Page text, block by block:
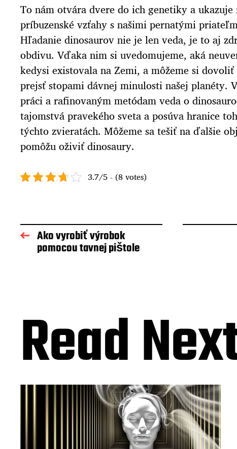
To nám otvára dvere do ich genetiky a ukazuje
príbuzenské vzťahy s našimi pernatými
Hľadanie dinosaurov nie je len veda, je to aj
obdivu. Vďaka nim si uvedomujeme, aká
kedysi existovala na Zemi, a môžeme si
prejsť stopami dávnej minulosti našej planéty.
práci a rafinovaným metódam veda o
tajomstvá pravekého sveta a posúva hranice
týchto zvieratách. Môžeme sa tešiť na ďalšie
pomôžu oživiť dinosaury.
3.7/5 - (8 votes)
Ako vyrobiť výrobok
pomocou tavnej pištole
Read